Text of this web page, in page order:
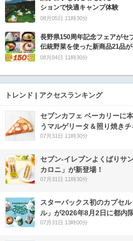
ションで快適キャンプ体験
08月05日 11時30分
長野県150周年記念フェアが
伝統野菜を使った新商品21品
08月04日 11時30分
トレンド | アクセスランキング
セブンカフェ ベーカリーに
うマルゲリータ＆照り焼き
07月31日 11時30分
セブン‐イレブンよくばりサ
カロニ」が新登場！
07月31日 11時30分
スターバックス初のカプセ
ル」が2026年8月2日に都内
07月31日 13時00分